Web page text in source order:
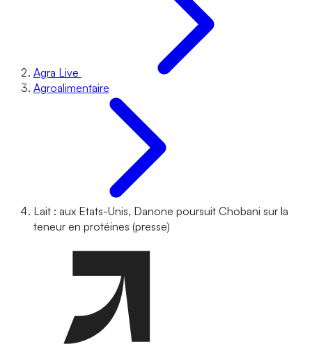
Agra Live
Agroalimentaire
Lait : aux Etats-Unis, Danone poursuit Chobani sur la
teneur en protéines (presse)